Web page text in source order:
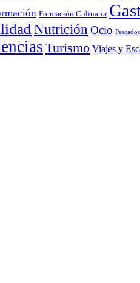
Formación Culinaria
Nutrición Ocio Pescados
Turismo Viajes y